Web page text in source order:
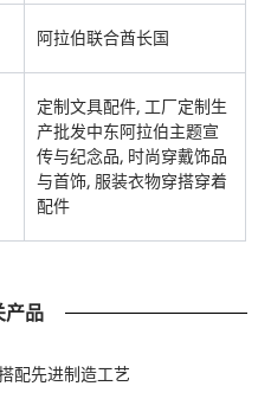
阿拉伯联合酋长国
定制文具配件, 工厂定制生
产批发中东阿拉伯主题宣
传与纪念品, 时尚穿戴饰品
与首饰, 服装衣物穿搭穿着
配件
产品
配先进制造工艺